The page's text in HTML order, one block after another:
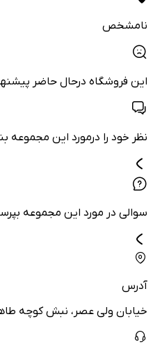
نامشخص
این فروشگاه درحال حاضر
نظر خود را درمورد این مجموعه
سوالی در مورد این مجموعه
آدرس
خیابان ولی عصر، نبش کوچه